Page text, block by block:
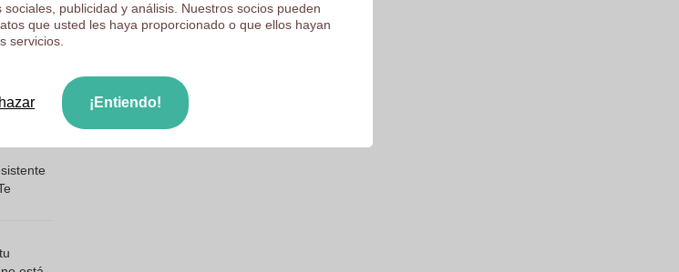
366.0
publicidad y análisis. Nuestros socios pueden
que usted les haya proporcionado o que ellos hayan
servicios.
¡Entiendo!